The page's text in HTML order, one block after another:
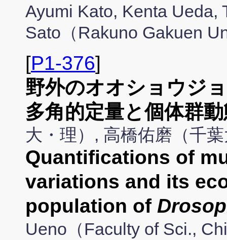
Ayumi Kato, Kenta Ueda,
Sato（Rakuno Gakuen
[P1-376]
野外のオオショウジ
多角的定量と個体群
大・理）, 高橋佑磨（千
Quantifications of
variations and its
population of
Ueno（Faculty of Sci.,